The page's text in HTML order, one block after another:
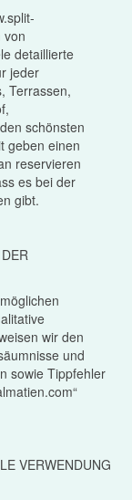
von
detaillierte
jeder
Terrassen,
schönsten
geben einen
reservieren
es bei der
gibt.
wir den
und
sowie Tippfehler
VERWENDUNG